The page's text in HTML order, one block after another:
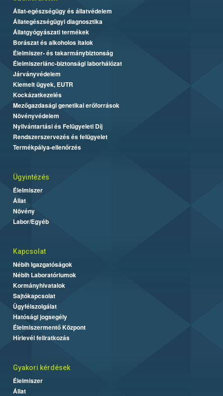
Állat-egészségügy és állatvédelem
Állategészségügyi diagnosztika
Állatgyógyászati termékek
Borászat és alkoholos italok
Élelmiszer- és takarmánybiztonság
Élelmiszerlánc-biztonsági laborhálózat
Járványvédelem
Kiemelt ügyek, EUTR
Kockázatkezelés
Mezőgazdasági genetikai erőforrások
Növényvédelem
Nyilvántartási és Felügyeleti Díj
Rendszerszervezés és felügyelet
Termékpálya-ellenőrzés
Ügyintézés
Élelmiszer
Állat
Növény
Labor/Egyéb
Kapcsolat
Nébih Igazgatóságok
Nébih Laboratóriumok
Kormányhivatalok
Sajtókapcsolat
Ügyfélszolgálat
Hatósági jogsegély
Élelmiszermentő Központ
Hírlevél feliratkozás
Gyakori kérdések
Élelmiszer
Állat